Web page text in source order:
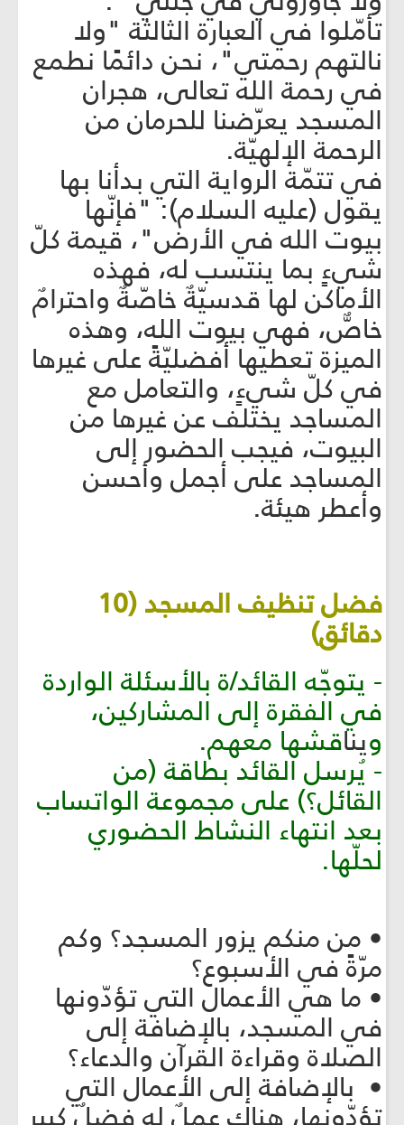
تأمّلوا في العبارة الثالثة "ولا
نالتهم رحمتي"، نحن دائمًا نطمع
في رحمة الله تعالى، هجران
المسجد يعرّضنا للحرمان من
الرحمة الإلهيّة.
في تتمّة الرواية التي بدأنا بها
يقول (عليه السلام): "فإنّها
بيوت الله في الأرض"، قيمة كلّ
شيءٍ بما ينتسب له، فهذه
الأماكن لها قدسيّةٌ خاصّةٌ واحترامٌ
خاصٌّ، فهي بيوت الله، وهذه
الميزة تعطيها أفضليّةً على غيرها
في كلّ شيءٍ، والتعامل مع
المساجد يختلف عن غيرها من
البيوت، فيجب الحضور إلى
المساجد على أجمل وأحسن
وأعطر هيئة.
فضل تنظيف المسجد (10
دقائق)
- يتوجّه القائد/ة بالأسئلة الواردة
في الفقرة إلى المشاركين،
ويناقشها معهم.
- يُرسل القائد بطاقة (من
القائل؟) على مجموعة الواتساب
بعد انتهاء النشاط الحضوري
لحلّها.
• من منكم يزور المسجد؟ وكم
مرّةً في الأسبوع؟
• ما هي الأعمال التي تؤدّونها
في المسجد، بالإضافة إلى
الصلاة وقراءة القرآن والدعاء؟
• بالإضافة إلى الأعمال التي